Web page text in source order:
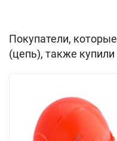
Покупатели,
(цепь), также купили